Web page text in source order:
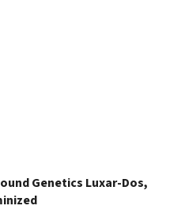
Genetics Luxar-Dos,